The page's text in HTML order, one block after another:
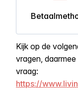
Kijk op de
vragen,
vraag:
https://